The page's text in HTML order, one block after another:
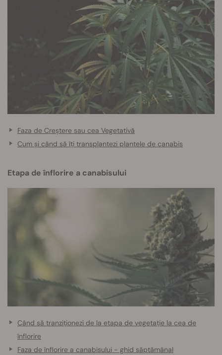
Faza de Creștere sau cea Vegetativă
Cum și când să îți transplantezi plantele de canabis
Etapa de înflorire a canabisului
Când să tranziționezi de la etapa de vegetație la cea de
înflorire
Faza de înflorire a canabisului - ghid săptămânal